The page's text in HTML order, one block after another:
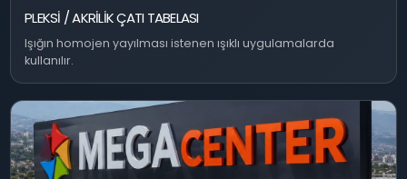
PLEKSI / AKRILIK ÇATI TABELASI
Işığın homojen yayılması istenen ışıklı uygulamalarda
kullanılır.